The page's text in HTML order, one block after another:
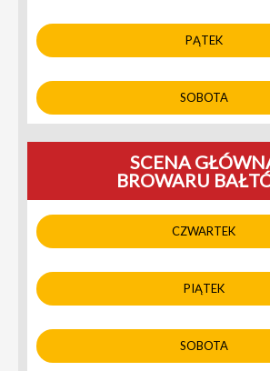
PĄTEK
SOBOTA
SCENA
BROWARU
CZWARTEK
PIĄTEK
SOBOTA